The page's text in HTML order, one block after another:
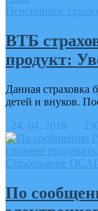
Пенсионное
ВТБ
продукт:
Данная страховка
детей и внуков.
24. 04. 2018
Страхование
По